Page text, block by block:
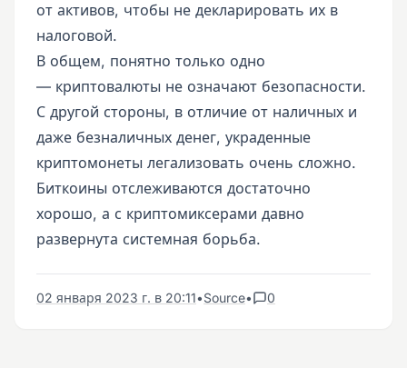
от активов, чтобы не декларировать их в
налоговой.
В общем, понятно только одно
— криптовалюты не означают безопасности.
С другой стороны, в отличие от наличных и
даже безналичных денег, украденные
криптомонеты легализовать очень сложно.
Биткоины отслеживаются достаточно
хорошо, а с криптомиксерами давно
развернута системная борьба.
02 января 2023 г. в 20:11•Source• 0